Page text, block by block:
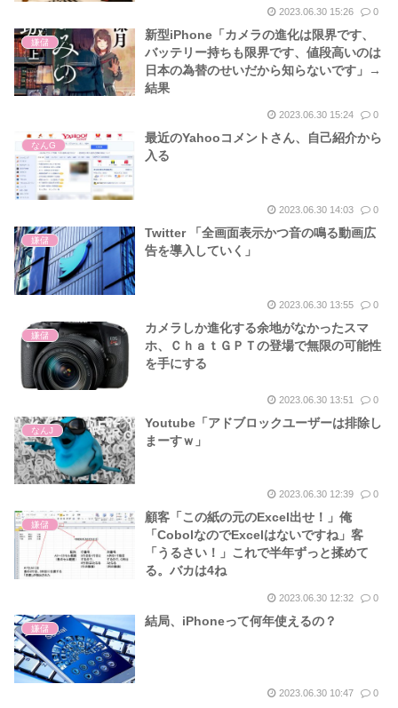
2023.06.30 15:26 0
嫌儲
新型iPhone「カメラの進化は限界です、
バッテリー持ちも限界です、値段高いのは
日本の為替のせいだから知らないです」→
結果
2023.06.30 15:24 0
なんG
最近のYahooコメントさん、自己紹介から
入る
2023.06.30 14:03 0
嫌儲
Twitter 「全画面表示かつ音の鳴る動画広
告を導入していく」
2023.06.30 13:55 0
嫌儲
カメラしか進化する余地がなかったスマ
ホ、ＣｈａｔＧＰＴの登場で無限の可能性
を手にする
2023.06.30 13:51 0
なんJ
Youtube「アドブロックユーザーは排除し
まーすｗ」
2023.06.30 12:39 0
嫌儲
顧客「この紙の元のExcel出せ！」俺
「CobolなのでExcelはないですね」客
「うるさい！」これで半年ずっと揉めて
る。バカは4ね
2023.06.30 12:32 0
嫌儲
結局、iPhoneって何年使えるの？
2023.06.30 10:47 0